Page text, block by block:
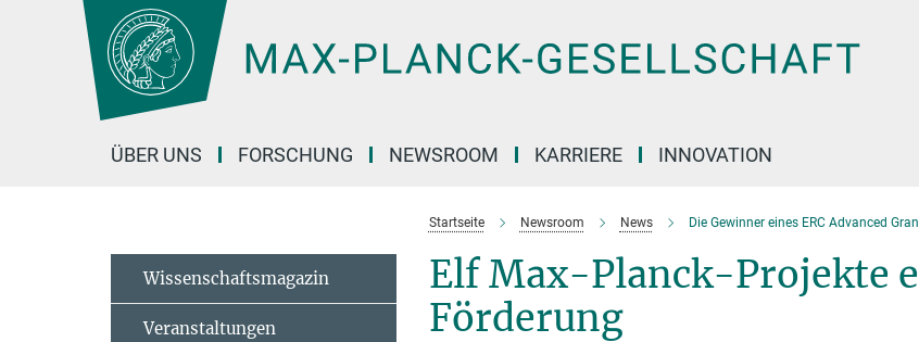
Hauptinhalt
ÜBER UNS FORSCHUNG NEWSROOM KARRIERE INNOVATION
Startseite Newsroom News Die Gewinner eines ERC Advanced
Elf Max-Planck-Projekte
Förderung
Wissenschaftsmagazin
Veranstaltungen